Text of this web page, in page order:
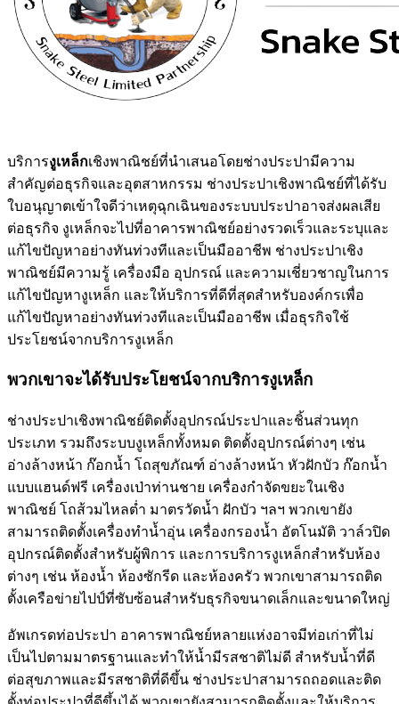
บริการงูเหล็กเชิงพาณิชย์ที่นำเสนอโดยช่างประปามีความ
สำคัญต่อธุรกิจและอุตสาหกรรม ช่างประปาเชิงพาณิชย์ที่ได้รับ
ใบอนุญาตเข้าใจดีว่าเหตุฉุกเฉินของระบบประปาอาจส่งผลเสีย
ต่อธุรกิจ งูเหล็กจะไปที่อาคารพาณิชย์อย่างรวดเร็วและระบุและ
แก้ไขปัญหาอย่างทันท่วงทีและเป็นมืออาชีพ ช่างประปาเชิง
พาณิชย์มีความรู้ เครื่องมือ อุปกรณ์ และความเชี่ยวชาญในการ
แก้ไขปัญหางูเหล็ก และให้บริการที่ดีที่สุดสำหรับองค์กรเพื่อ
แก้ไขปัญหาอย่างทันท่วงทีและเป็นมืออาชีพ เมื่อธุรกิจใช้
ประโยชน์จากบริการงูเหล็ก
พวกเขาจะได้รับประโยชน์จากบริการงูเหล็ก
ช่างประปาเชิงพาณิชย์ติดตั้งอุปกรณ์ประปาและชิ้นส่วนทุก
ประเภท รวมถึงระบบงูเหล็กทั้งหมด ติดตั้งอุปกรณ์ต่างๆ เช่น
อ่างล้างหน้า ก๊อกน้ำ โถสุขภัณฑ์ อ่างล้างหน้า หัวฝักบัว ก๊อกน้ำ
แบบแฮนด์ฟรี เครื่องเป่าท่านชาย เครื่องกำจัดขยะในเชิง
พาณิชย์ โถส้วมไหลต่ำ มาตรวัดน้ำ ฝักบัว ฯลฯ พวกเขายัง
สามารถติดตั้งเครื่องทำน้ำอุ่น เครื่องกรองน้ำ อัตโนมัติ วาล์วปิด
อุปกรณ์ติดตั้งสำหรับผู้พิการ และการบริการงูเหล็กสำหรับห้อง
ต่างๆ เช่น ห้องน้ำ ห้องซักรีด และห้องครัว พวกเขาสามารถติด
ตั้งเครือข่ายไปป์ที่ซับซ้อนสำหรับธุรกิจขนาดเล็กและขนาดใหญ่
อัพเกรดท่อประปา อาคารพาณิชย์หลายแห่งอาจมีท่อเก่าที่ไม่
เป็นไปตามมาตรฐานและทำให้น้ำมีรสชาติไม่ดี สำหรับน้ำที่ดี
ต่อสุขภาพและมีรสชาติที่ดีขึ้น ช่างประปาสามารถถอดและติด